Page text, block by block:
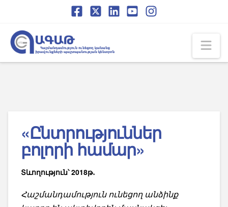
Content
navigation
«Ընտրություններ
բոլորի համար»
Տևողություն՝ 2018թ․
Հաշմանդամություն ունեցող անձինք